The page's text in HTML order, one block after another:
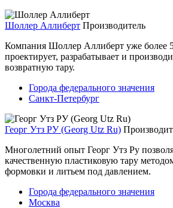
Шоллер Аллиберт Производитель
Компания Шоллер Аллиберт уже более
проектирует, разрабатывает и
возвратную тару.
Города федерального значения
Санкт-Петербург
Георг Утз РУ (Georg Utz Ru)
Многолетний опыт Георг Утз Ру
качественную пластиковую тару
формовки и литьем под давлением.
Города федерального значения
Москва